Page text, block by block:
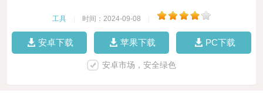
工具 时间：2024-09-08
安卓下载 苹果下载 PC下载
安卓市场，安全绿色